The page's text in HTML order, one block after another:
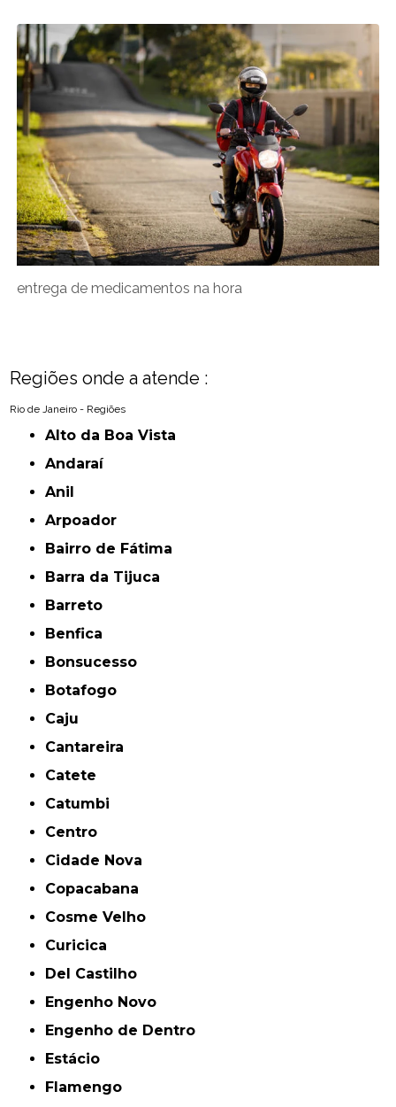
entrega de medicamentos na hora
Regiões onde a atende :
Rio de Janeiro - Regiões
Alto da Boa Vista
Andaraí
Anil
Arpoador
Bairro de Fátima
Barra da Tijuca
Barreto
Benfica
Bonsucesso
Botafogo
Caju
Cantareira
Catete
Catumbi
Centro
Cidade Nova
Copacabana
Cosme Velho
Curicica
Del Castilho
Engenho Novo
Engenho de Dentro
Estácio
Flamengo